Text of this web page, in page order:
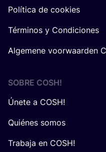
Política de cookies
Términos y Condiciones
Algemene voorwaarden
SOBRE COSH!
Únete a COSH!
Quiénes somos
Trabaja en COSH!